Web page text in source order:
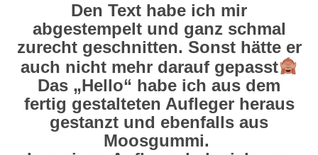
Den Text habe ich mir
abgestempelt und ganz schmal
zurecht geschnitten. Sonst hätte er
auch nicht mehr darauf gepasst
Das „Hello“ habe ich aus dem
fertig gestalteten Aufleger heraus
gestanzt und ebenfalls aus
Moosgummi.